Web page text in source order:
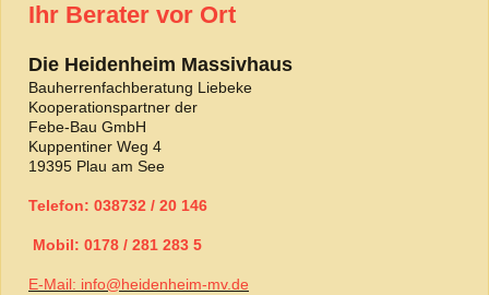
Ihr Berater vor Ort
Die Heidenheim Massivhaus
Bauherrenfachberatung Liebeke
Kooperationspartner der
Febe-Bau GmbH
Kuppentiner Weg 4
19395 Plau am See
Telefon: 038732 / 20 146
Mobil: 0178 / 281 283 5
E-Mail: info@heidenheim-mv.de